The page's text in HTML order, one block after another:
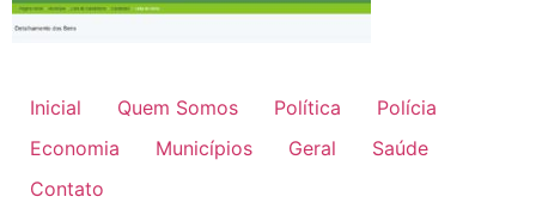
Inicial Quem Somos Política
Polícia
Economia
Municípios Geral
Saúde
Contato